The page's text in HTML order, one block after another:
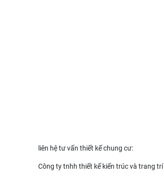
liên hệ tư vấn thiết kế chung cư:
Công ty tnhh thiết kế kiến trúc và trang